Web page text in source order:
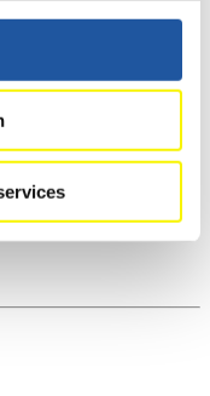
Ergebnislisten
Außerdem können Sie